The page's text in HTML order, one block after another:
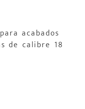
acabados
de calibre 18